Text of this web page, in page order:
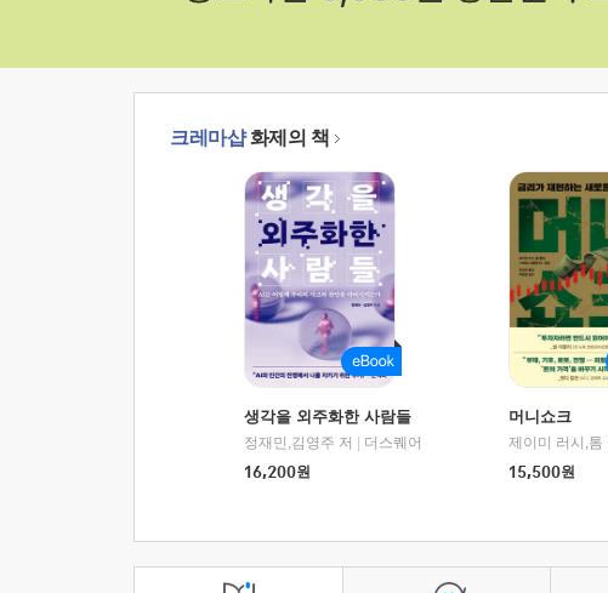
크레마샵화제의 책
생각을 외주화한 사람들
정재민,김영주 저
더스퀘어
16,200원
머니쇼크
15,500원